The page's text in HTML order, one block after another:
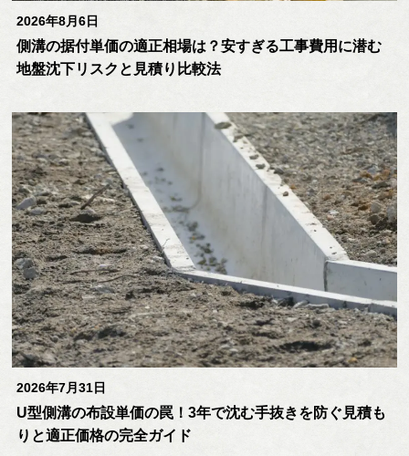
2026年8月6日
側溝の据付単価の適正相場は？安すぎる工事費用に潜む
地盤沈下リスクと見積り比較法
2026年7月31日
U型側溝の布設単価の罠！3年で沈む手抜きを防ぐ見積も
りと適正価格の完全ガイド